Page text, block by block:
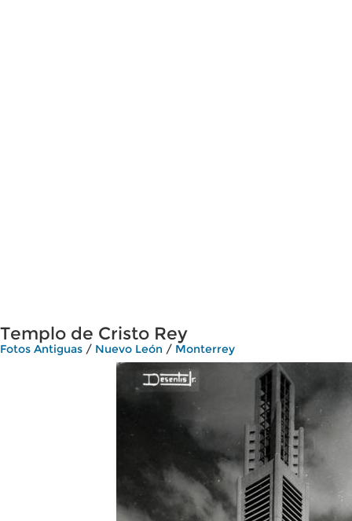
Templo de Cristo Rey
Fotos Antiguas / Nuevo León / Monterrey